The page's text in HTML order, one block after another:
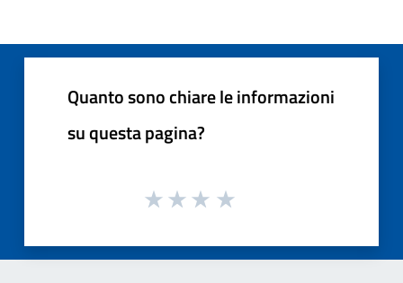
Quanto sono chiare le informazioni
su questa pagina?